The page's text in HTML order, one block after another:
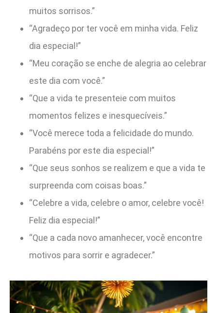
muitos sorrisos.”
“Agradeço por ter você em minha vida. Feliz
dia especial!”
“Meu coração se enche de alegria ao celebrar
este dia com você.”
“Que a vida te presenteie com muitos
momentos felizes e inesquecíveis.”
“Você merece toda a felicidade do mundo.
Parabéns por este dia especial!”
“Que seus sonhos se realizem e que a vida te
surpreenda com coisas boas.”
“Celebre a vida, celebre o amor, celebre você!
Feliz dia especial!”
“Que a cada novo amanhecer, você encontre
motivos para sorrir e agradecer.”